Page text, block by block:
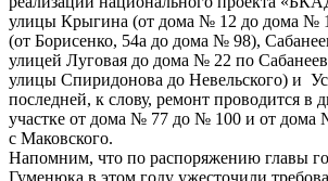
улицы Крыгина (от дома № 12 до дома №
(от Борисенко, 54а до дома № 98),
улицей Луговая до дома № 22 по
улицы Спиридонова до Невельского) и
последней, к слову, ремонт проводится в
участке от дома № 77 до № 100 и от дома
с Маковского.
Напомним, что по распоряжению главы
Гуменюка в этом году ужесточили